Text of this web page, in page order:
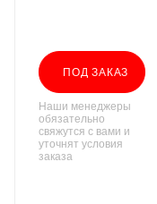
ПОД ЗАКАЗ
Наши менеджеры
обязательно
свяжутся с вами и
уточнят условия
заказа